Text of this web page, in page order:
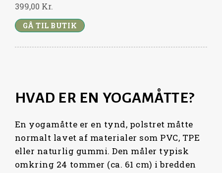
399,00 Kr.
GÅ TIL BUTIK
HVAD ER EN YOGAMÅTTE?
En yogamåtte er en tynd, polstret måtte
normalt lavet af materialer som PVC, TPE
eller naturlig gummi. Den måler typisk
omkring 24 tommer (ca. 61 cm) i bredden